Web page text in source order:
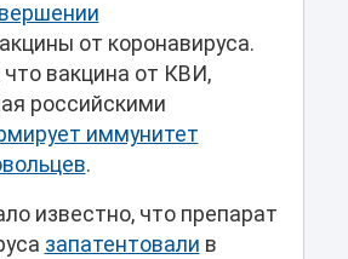
от коронавируса.
вакцина от КВИ,
российскими
иммунитет
.
известно, что препарат
запатентовали в